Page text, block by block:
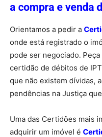
a compra e venda
Orientamos a pedir a
onde está registrado o
pode ser negociado.
certidão de débitos de
que não existem dívidas,
pendências na Justiça
Uma das Certidões mais
adquirir um imóvel é